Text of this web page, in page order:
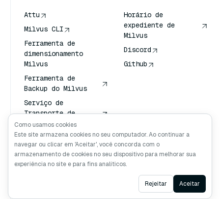
Attu
Milvus CLI
Ferramenta de
dimensionamento
Milvus
Ferramenta de
Backup do Milvus
Serviço de
Transporte de
Vetores (VTS)
Pesquisador
profundo
Contexto de Claude
Horário de
expediente de
Milvus
Discord
Github
Ask AI
Como usamos cookies
Este site armazena cookies no seu computador. Ao continuar a
navegar ou clicar em 'Aceitar', você concorda com o
armazenamento de cookies no seu dispositivo para melhorar sua
experiência no site e para fins analíticos.
Rejeitar Aceitar